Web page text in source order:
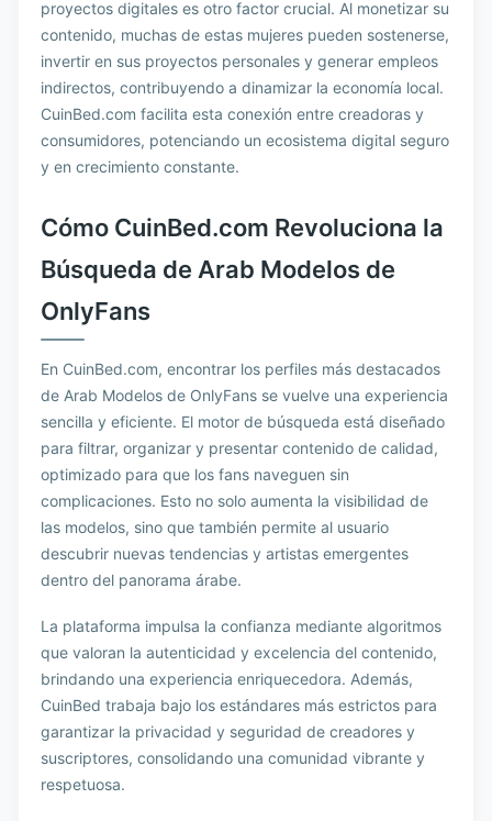
proyectos digitales es otro factor crucial. Al monetizar su
contenido, muchas de estas mujeres pueden sostenerse,
invertir en sus proyectos personales y generar empleos
indirectos, contribuyendo a dinamizar la economía local.
CuinBed.com facilita esta conexión entre creadoras y
consumidores, potenciando un ecosistema digital seguro
y en crecimiento constante.
Cómo CuinBed.com Revoluciona la
Búsqueda de Arab Modelos de
OnlyFans
En CuinBed.com, encontrar los perfiles más destacados
de Arab Modelos de OnlyFans se vuelve una experiencia
sencilla y eficiente. El motor de búsqueda está diseñado
para filtrar, organizar y presentar contenido de calidad,
optimizado para que los fans naveguen sin
complicaciones. Esto no solo aumenta la visibilidad de
las modelos, sino que también permite al usuario
descubrir nuevas tendencias y artistas emergentes
dentro del panorama árabe.
La plataforma impulsa la confianza mediante algoritmos
que valoran la autenticidad y excelencia del contenido,
brindando una experiencia enriquecedora. Además,
CuinBed trabaja bajo los estándares más estrictos para
garantizar la privacidad y seguridad de creadores y
suscriptores, consolidando una comunidad vibrante y
respetuosa.